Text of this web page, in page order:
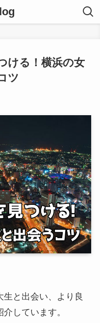
ける！横浜の女
ツ
生と出会い、より良
しています。